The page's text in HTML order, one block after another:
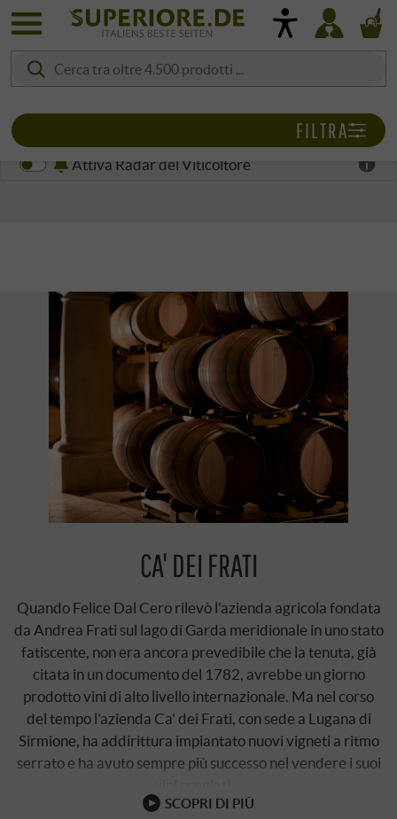
Attiva Radar del Viticoltore
CA' DEI FRATI
Quando Felice Dal Cero rilevò l'azienda agricola fondata
da Andrea Frati sul lago di Garda meridionale in uno stato
fatiscente, non era ancora prevedibile che la tenuta, già
citata in un documento del 1782, avrebbe un giorno
prodotto vini di alto livello internazionale. Ma nel corso
del tempo l'azienda Ca' dei Frati, con sede a Lugana di
Sirmione, ha addirittura impiantato nuovi vigneti a ritmo
serrato e ha avuto sempre più successo nel vendere i suoi
SCOPRI DI PIÙ
FILTRA